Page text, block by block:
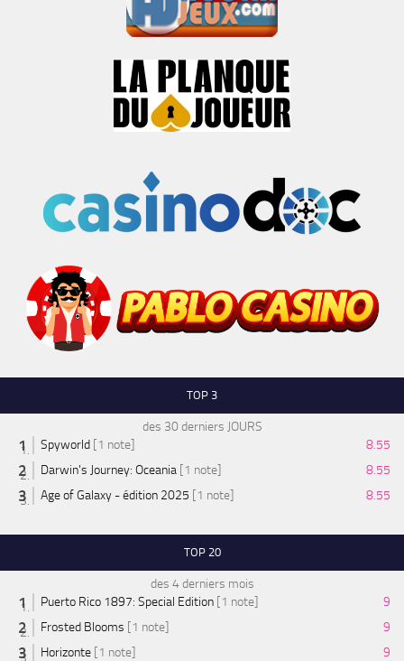
TOP 3
des 30 derniers JOURS
Spyworld [1 note]
8.55
Darwin's Journey: Oceania [1 note]
8.55
Age of Galaxy - édition 2025 [1 note] 8.55
TOP 20
des 4 derniers mois
Puerto Rico 1897: Special Edition [1 note]
9
Frosted Blooms [1 note]
9
Horizonte [1 note]
9